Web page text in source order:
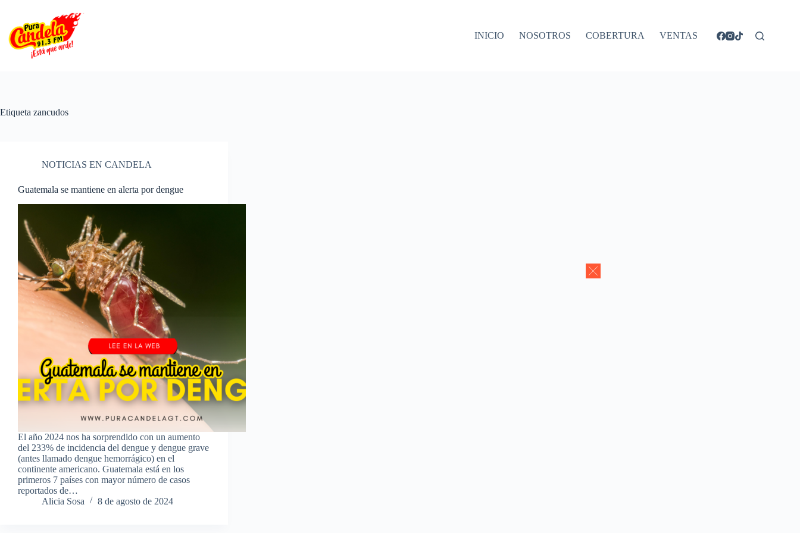
contenido
INICIO
NOSOTROS COBERTURA VENTAS
Etiqueta zancudos
NOTICIAS EN CANDELA
Guatemala se mantiene en alerta por dengue
El año 2024 nos ha sorprendido con un aumento
del 233% de incidencia del dengue y dengue grave
(antes llamado dengue hemorrágico) en el
continente americano. Guatemala está en los
primeros 7 países con mayor número de casos
reportados de…
Alicia Sosa
8 de agosto de 2024